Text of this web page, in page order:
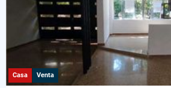
Casa Venta